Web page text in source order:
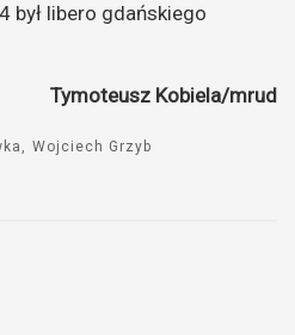
był libero gdańskiego
Tymoteusz Kobiela/mrud
Wojciech Grzyb